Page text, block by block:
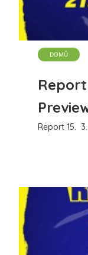
Report
Report 15.
DOMŮ